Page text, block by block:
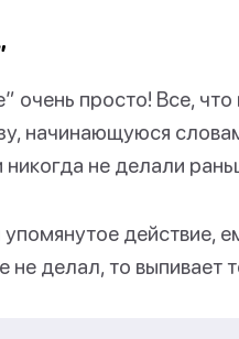
очень просто! Все,
начинающуюся
не делали
действие,
делал, то выпивает